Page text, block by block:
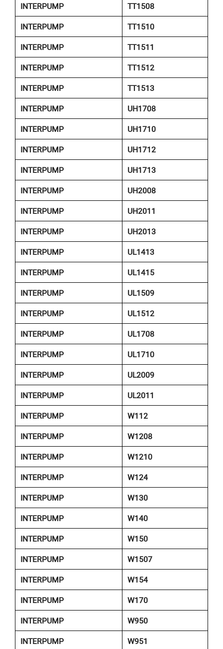
INTERPUMP
TT1508
INTERPUMP
TT1510
INTERPUMP
TT1511
INTERPUMP
TT1512
INTERPUMP
TT1513
INTERPUMP
UH1708
INTERPUMP
UH1710
INTERPUMP
UH1712
INTERPUMP
UH1713
INTERPUMP
UH2008
INTERPUMP
UH2011
INTERPUMP
UH2013
INTERPUMP
UL1413
INTERPUMP
UL1415
INTERPUMP
UL1509
INTERPUMP
UL1512
INTERPUMP
UL1708
INTERPUMP
UL1710
INTERPUMP
UL2009
INTERPUMP
UL2011
INTERPUMP
W112
INTERPUMP
W1208
INTERPUMP
W1210
INTERPUMP
W124
INTERPUMP
W130
INTERPUMP
W140
INTERPUMP
W150
INTERPUMP
W1507
INTERPUMP
W154
INTERPUMP
W170
INTERPUMP
W950
INTERPUMP
W951